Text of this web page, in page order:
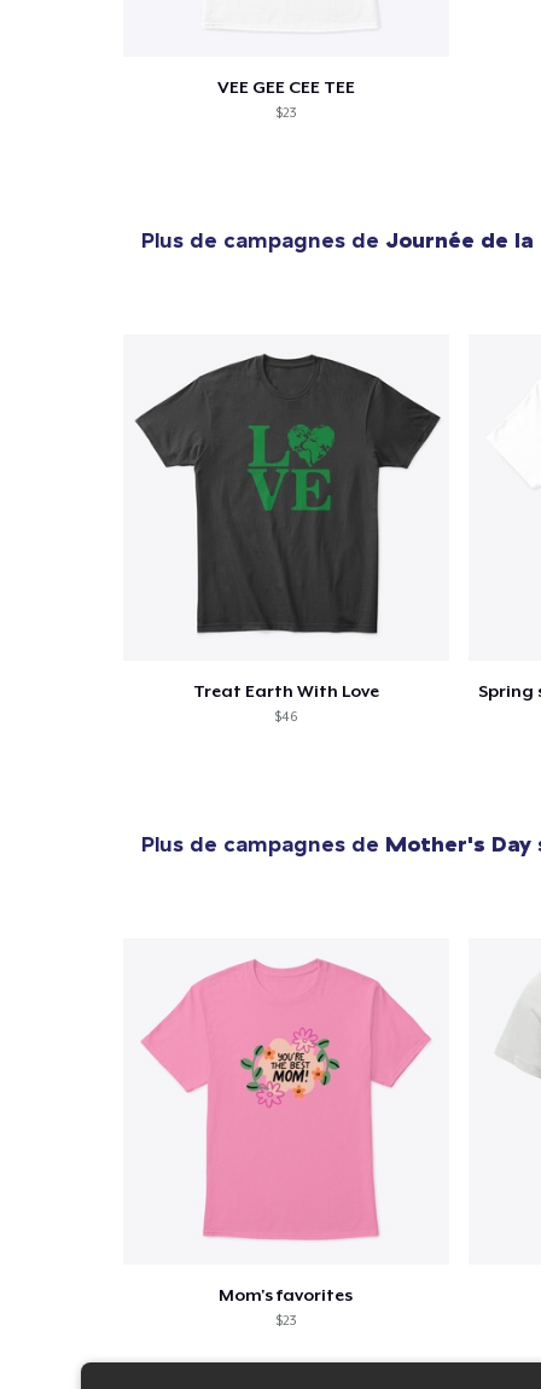
VEE GEE CEE TEE
$23
Plus de campagnes de Journée de la
Treat Earth With Love
$46
Plus de campagnes de Mother's Day
Mom's favorites
$23